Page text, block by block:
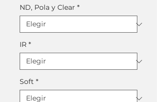
ND, Pola y Clear *
IR *
Soft *